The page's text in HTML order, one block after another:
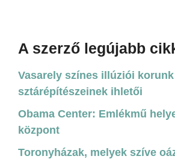
A szerző legújabb
Vasarely színes illúziói korunk
sztárépítészeinek ihletői
Obama Center: Emlékmű
központ
Toronyházak, melyek szíve